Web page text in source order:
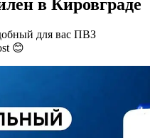
в Кировграде
для вас ПВЗ
😊